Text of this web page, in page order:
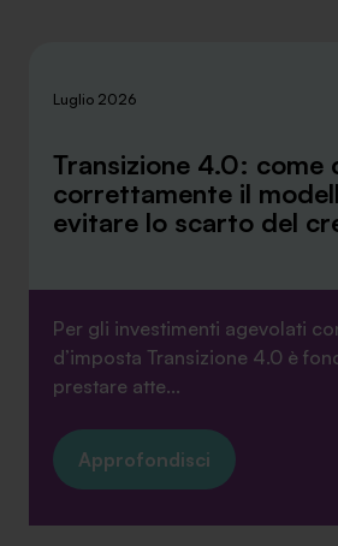
Luglio 2026
Transizione 4.0: come
correttamente il
evitare lo scarto del
Per gli investimenti agevolati
d’imposta Transizione 4.0 è
prestare atte...
Approfondisci